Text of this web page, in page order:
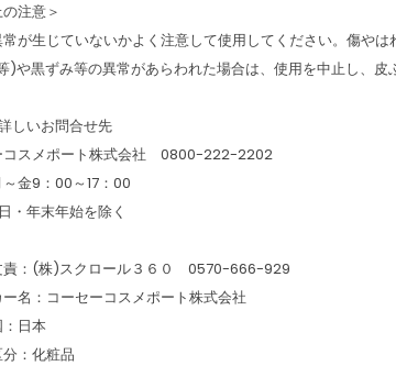
注意＞
が生じていないかよく注意して使用してください。傷や
)や黒ずみ等の異常があらわれた場合は、使用を中止し、
しいお問合せ先
コスメポート株式会社 0800-222-2202
金9：00～17：00
・年末年始を除く
責：(株)スクロール３６０ 0570-666-929
ー名：コーセーコスメポート株式会社
：日本
分：化粧品